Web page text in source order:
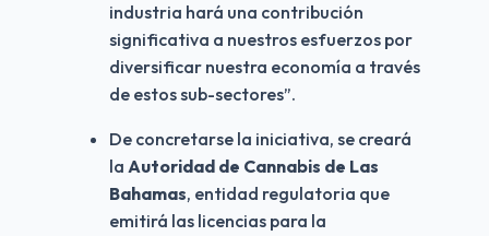
industria hará una contribución
significativa a nuestros esfuerzos por
diversificar nuestra economía a través
de estos sub-sectores”.
De concretarse la iniciativa, se creará
la Autoridad de Cannabis de Las
Bahamas, entidad regulatoria que
emitirá las licencias para la